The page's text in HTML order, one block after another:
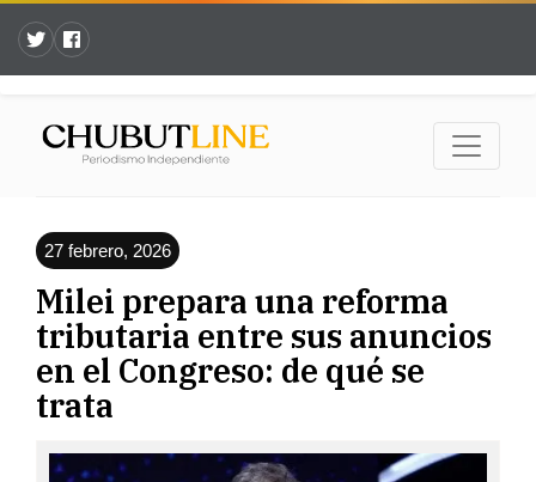
27 febrero, 2026
Milei prepara una reforma
tributaria entre sus anuncios
en el Congreso: de qué se
trata